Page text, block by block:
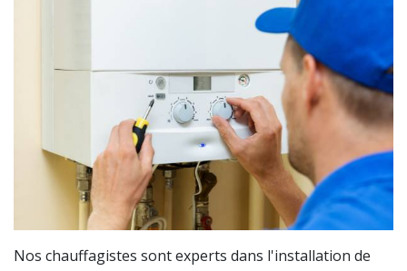
Nos chauffagistes sont experts dans l'installation de